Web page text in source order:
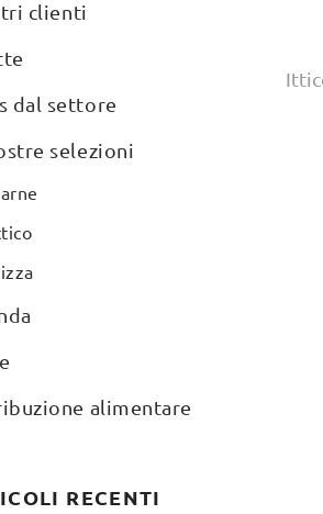
clienti
dal settore
selezioni
alimentare
RECENTI